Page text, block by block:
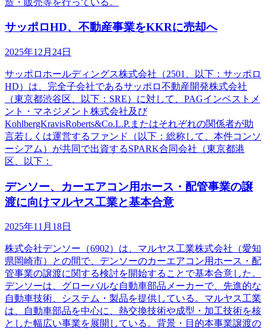
サッポロHD、不動産事業をKKRに売却へ
2025年12月24日
サッポロホールディングス株式会社（2501、以下：サッポロ
HD）は、完全子会社であるサッポロ不動産開発株式会社
（東京都渋谷区、以下：SRE）に対して、PAGインベストメ
ント・マネジメント株式会社及び
KohlbergKravisRoberts&Co.L.P.またはそれぞれの関係者が助
言若しくは運営するファンド（以下：総称して、本件コンソ
ーシアム）が共同で出資するSPARK合同会社（東京都港
区、以下：
デンソー、カーエアコン用ホース・配管事業の譲
渡に向けマルヤス工業と基本合意
2025年11月18日
株式会社デンソー（6902）は、マルヤス工業株式会社（愛知
県岡崎市）との間で、デンソーのカーエアコン用ホース・配
管事業の譲渡に関する検討を開始することで基本合意した。
デンソーは、グローバルな自動車部品メーカーで、先進的な
自動車技術、システム・製品を提供している。マルヤス工業
は、自動車部品を中心に、熱交換技術や成型・加工技術を核
とした幅広い事業を展開している。背景・目的本事業譲渡の